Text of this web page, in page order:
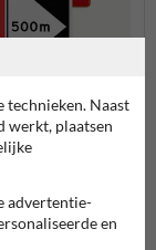
B
technieken. Naast
werkt, plaatsen
advertentie-
en